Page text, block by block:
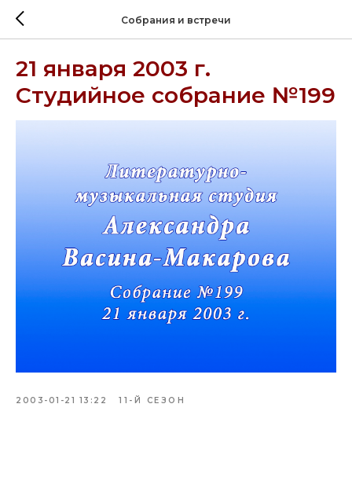
Собрания и встречи
21 января 2003 г.
Студийное собрание №199
2003-01-21 13:22 11-Й СЕЗОН